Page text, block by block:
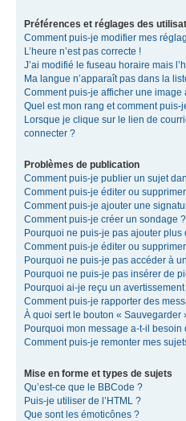
Préférences et réglages des
Comment puis-je modifier mes
L’heure n’est pas correcte !
J’ai modifié le fuseau horaire mais
Ma langue n’apparaît pas dans la
Comment puis-je afficher une image
Quel est mon rang et comment puis-
Lorsque je clique sur le lien de
connecter ?
Problèmes de publication
Comment puis-je publier un sujet
Comment puis-je éditer ou
Comment puis-je ajouter une
Comment puis-je créer un sondage ?
Pourquoi ne puis-je pas ajouter plus
Comment puis-je éditer ou
Pourquoi ne puis-je pas accéder à
Pourquoi ne puis-je pas insérer de
Pourquoi ai-je reçu un avertissement
Comment puis-je rapporter des
À quoi sert le bouton « Sauvegarder
Pourquoi mon message a-t-il besoin
Comment puis-je remonter mes
Mise en forme et types de sujets
Qu’est-ce que le BBCode ?
Puis-je utiliser de l’HTML ?
Que sont les émoticônes ?